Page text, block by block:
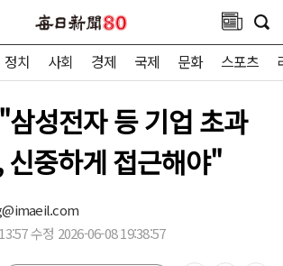
정치 사회 경제 국제 문화 스포츠
성전자 등 기업 초과
신중하게 접근해야"
수정 2026-06-08 19:38:57